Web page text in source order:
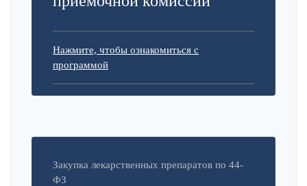
Нажмите, чтобы ознакомиться с
программой
Закупка лекарственных препаратов по 44-
ФЗ